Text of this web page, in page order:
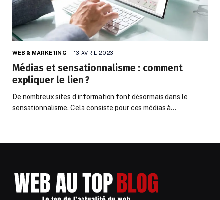
WEB & MARKETING 13 AVRIL 2023
Médias et sensationnalisme : comment
expliquer le lien ?
De nombreux sites d’information font désormais dans le
sensationnalisme. Cela consiste pour ces médias à…